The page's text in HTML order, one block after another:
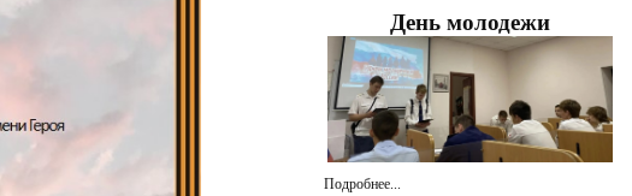
День молодежи
Подробнее...